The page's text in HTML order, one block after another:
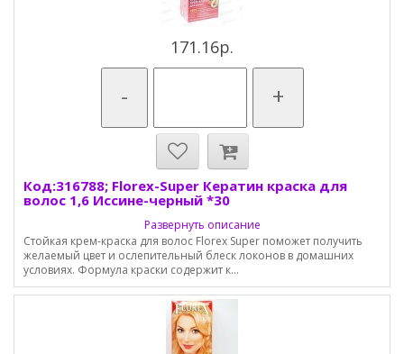
171.16р.
- +
Код:316788; Florex-Super Кератин краска для
волос 1,6 Иссине-черный *30
Развернуть описание
Стойкая крем-краска для волос Florex Super поможет получить
желаемый цвет и ослепительный блеск локонов в домашних
условиях. Формула краски содержит к...